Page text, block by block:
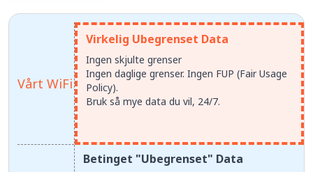
Vårt WiFi
Virkelig Ubegrenset Data
Ingen skjulte grenser
Ingen daglige grenser. Ingen FUP (Fair Usage
Policy).
Bruk så mye data du vil, 24/7.
Betinget "Ubegrenset" Data